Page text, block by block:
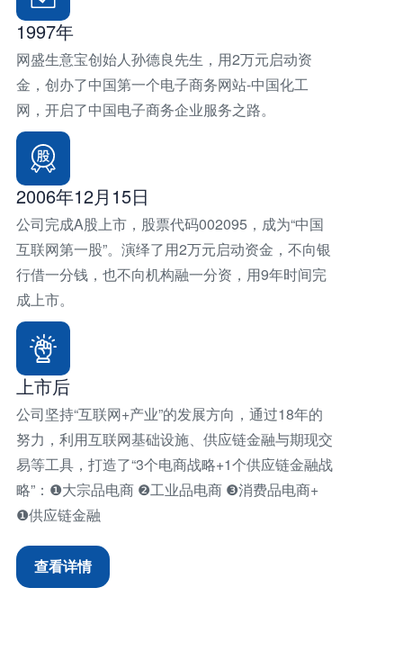
1997年
网盛生意宝创始人孙德良先生，用2万元启动资
金，创办了中国第一个电子商务网站-中国化工
网，开启了中国电子商务企业服务之路。
2006年12月15日
公司完成A股上市，股票代码002095，成为“中国
互联网第一股”。演绎了用2万元启动资金，不向银
行借一分钱，也不向机构融一分资，用9年时间完
成上市。
上市后
公司坚持“互联网+产业”的发展方向，通过18年的
努力，利用互联网基础设施、供应链金融与期现交
易等工具，打造了“3个电商战略+1个供应链金融战
略”：❶大宗品电商 ❷工业品电商 ❸消费品电商+
❶供应链金融
查看详情